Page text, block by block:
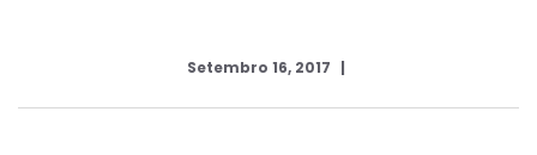
Setembro 16, 2017